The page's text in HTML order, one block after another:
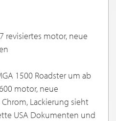
revisiertes motor, neue
1500 Roadster um ab
motor, neue
Lackierung sieht
USA Dokumenten und